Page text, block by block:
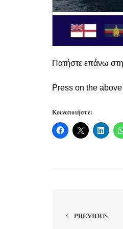
Πατήστε επάνω
Press on the
Κοινοποιήστε:
PREVIOUS